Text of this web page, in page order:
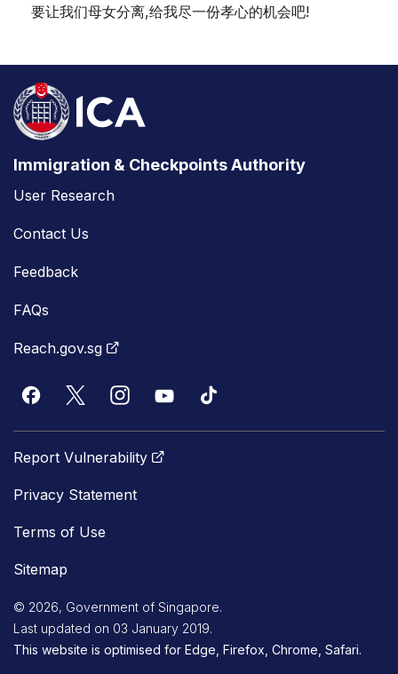
要让我们母女分离,给我尽一份孝心的机会吧!
Immigration & Checkpoints Authority
User Research
Contact Us
Feedback
FAQs
Reach.gov.sg
Report Vulnerability
Privacy Statement
Terms of Use
Sitemap
© 2026, Government of Singapore.
Last updated on 03 January 2019.
This website is optimised for Edge, Firefox, Chrome, Safari.